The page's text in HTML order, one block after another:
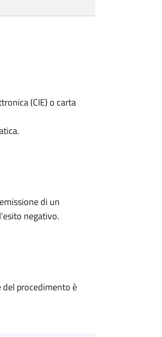
(CIE) o carta
di un
negativo.
procedimento è